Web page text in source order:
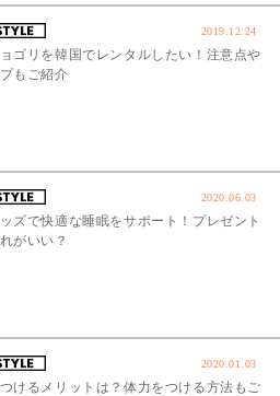
2019.12.24
ゴリを韓国でレンタルしたい！注意点や
もご紹介
2020.06.03
ズで快適な睡眠をサポート！プレゼント
がいい？
2020.01.03
けるメリットは？体力をつける方法もご